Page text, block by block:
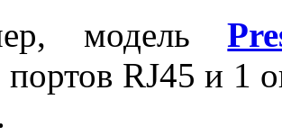
модель
портов RJ45 и 1